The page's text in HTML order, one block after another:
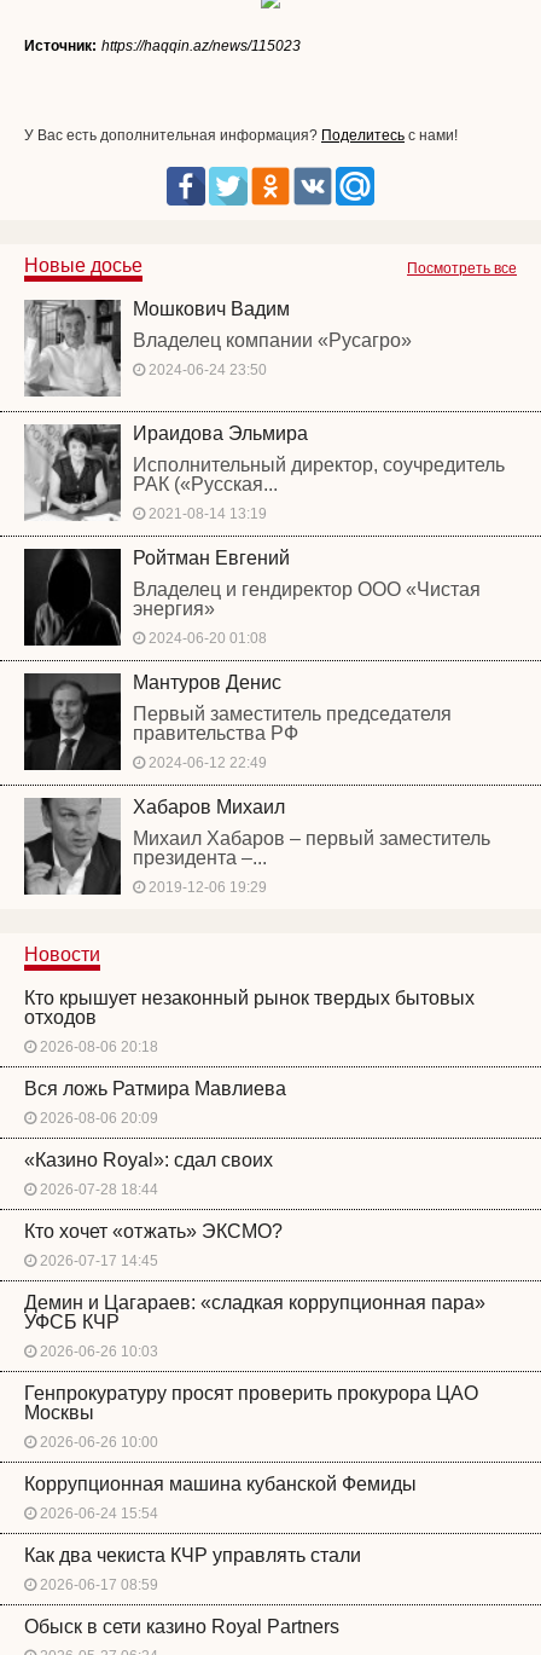
Источник: https://haqqin.az/news/115023
У Вас есть дополнительная информация? Поделитесь с нами!
Посмотреть все
Новые досье
Мошкович Вадим
Владелец компании «Русагро»
2024-06-24 23:50
Ираидова Эльмира
Исполнительный директор, соучредитель
РАК («Русская...
2021-08-14 13:19
Ройтман Евгений
Владелец и гендиректор ООО «Чистая
энергия»
2024-06-20 01:08
Мантуров Денис
Первый заместитель председателя
правительства РФ
2024-06-12 22:49
Хабаров Михаил
Михаил Хабаров – первый заместитель
президента –...
2019-12-06 19:29
Новости
Кто крышует незаконный рынок твердых бытовых
отходов
2026-08-06 20:18
Вся ложь Ратмира Мавлиева
2026-08-06 20:09
«Казино Royal»: сдал своих
2026-07-28 18:44
Кто хочет «отжать» ЭКСМО?
2026-07-17 14:45
Демин и Цагараев: «сладкая коррупционная пара»
УФСБ КЧР
2026-06-26 10:03
Генпрокуратуру просят проверить прокурора ЦАО
Москвы
2026-06-26 10:00
Коррупционная машина кубанской Фемиды
2026-06-24 15:54
Как два чекиста КЧР управлять стали
2026-06-17 08:59
Обыск в сети казино Royal Partners